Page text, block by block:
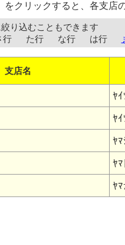
をクリックすると、各支店
り込むこともできます
行 た行 な行 は行
支店名
ﾔｲ
ﾔｲ
ﾔﾏ
ﾔﾏ
ﾔﾏ